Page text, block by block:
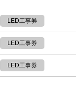
LED工事券
LED工事券
LED工事券